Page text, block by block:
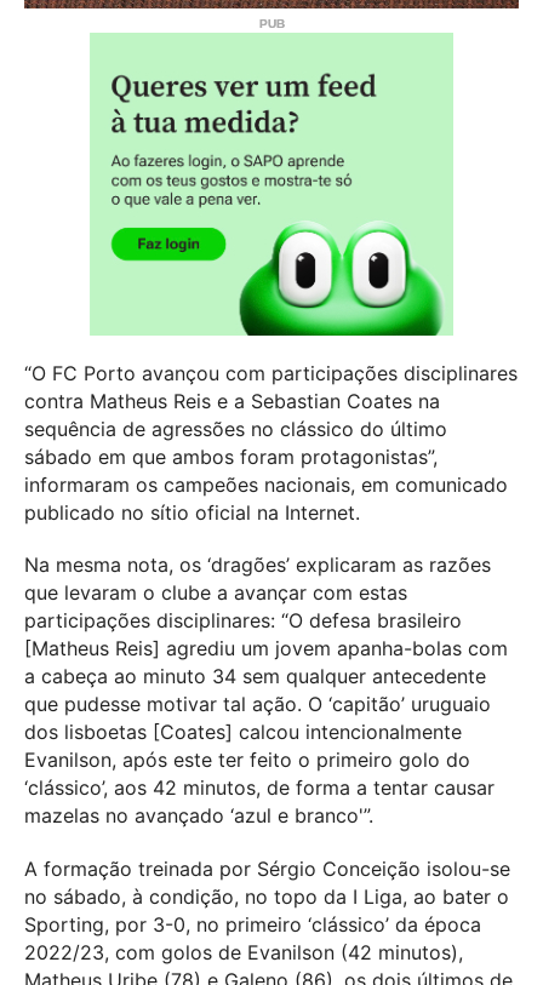
“O FC Porto avançou com participações disciplinares
contra Matheus Reis e a Sebastian Coates na
sequência de agressões no clássico do último
sábado em que ambos foram protagonistas”,
informaram os campeões nacionais, em comunicado
publicado no sítio oficial na Internet.
Na mesma nota, os ‘dragões’ explicaram as razões
que levaram o clube a avançar com estas
participações disciplinares: “O defesa brasileiro
[Matheus Reis] agrediu um jovem apanha-bolas com
a cabeça ao minuto 34 sem qualquer antecedente
que pudesse motivar tal ação. O ‘capitão’ uruguaio
dos lisboetas [Coates] calcou intencionalmente
Evanilson, após este ter feito o primeiro golo do
‘clássico’, aos 42 minutos, de forma a tentar causar
mazelas no avançado ‘azul e branco'”.
A formação treinada por Sérgio Conceição isolou-se
no sábado, à condição, no topo da I Liga, ao bater o
Sporting, por 3-0, no primeiro ‘clássico’ da época
2022/23, com golos de Evanilson (42 minutos),